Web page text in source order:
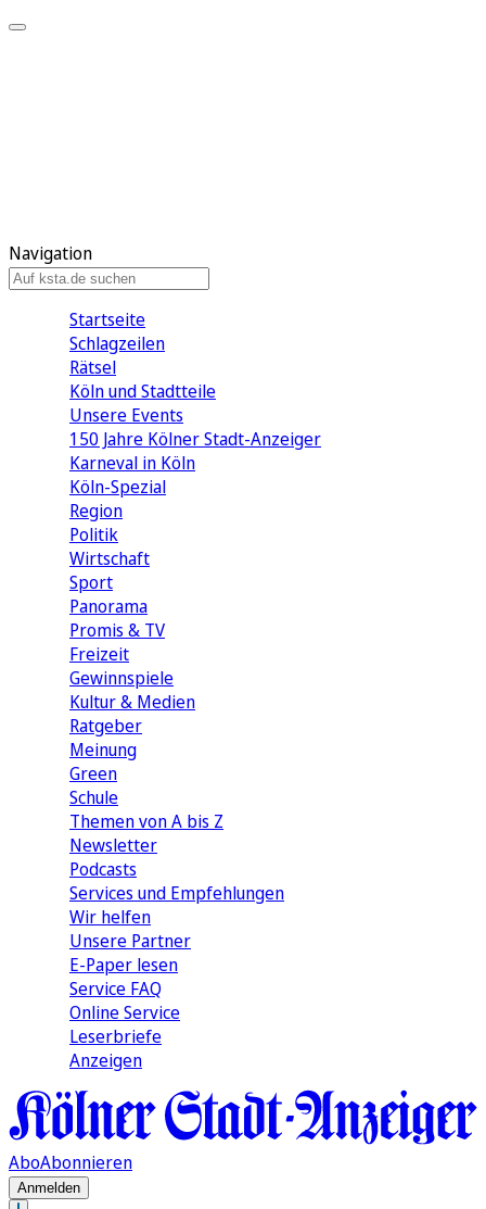
Navigation
Startseite
Schlagzeilen
Rätsel
Köln und Stadtteile
Unsere Events
150 Jahre Kölner Stadt-Anzeiger
Karneval in Köln
Köln-Spezial
Region
Politik
Wirtschaft
Sport
Panorama
Promis & TV
Freizeit
Gewinnspiele
Kultur & Medien
Ratgeber
Meinung
Green
Schule
Themen von A bis Z
Newsletter
Podcasts
Services und Empfehlungen
Wir helfen
Unsere Partner
E-Paper lesen
Service FAQ
Online Service
Leserbriefe
Anzeigen
AboAbonnieren
Anmelden